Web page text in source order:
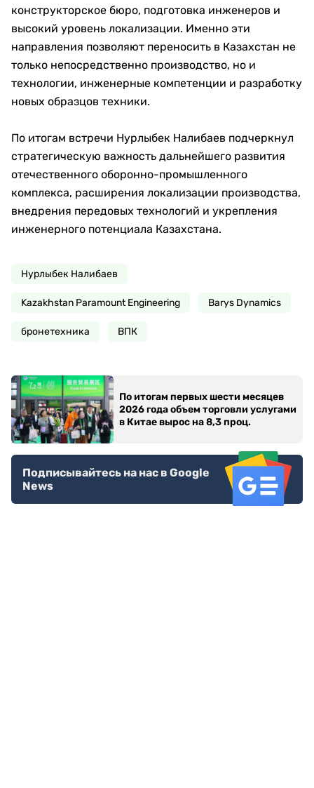
конструкторское бюро, подготовка инженеров и
высокий уровень локализации. Именно эти
направления позволяют переносить в Казахстан не
только непосредственно производство, но и
технологии, инженерные компетенции и разработку
новых образцов техники.
По итогам встречи Нурлыбек Налибаев подчеркнул
стратегическую важность дальнейшего развития
отечественного оборонно-промышленного
комплекса, расширения локализации производства,
внедрения передовых технологий и укрепления
инженерного потенциала Казахстана.
Нурлыбек Налибаев
Kazakhstan Paramount Engineering Barys Dynamics
бронетехника ВПК
По итогам первых шести месяцев
2026 года объем торговли услугами
в Китае вырос на 8,3 проц.
Подписывайтесь на нас в Google
News